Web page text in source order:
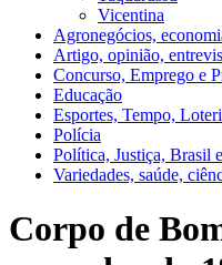
Vicentina
Agronegócios,
Artigo, opinião,
Concurso, Emprego e
Educação
Esportes, Tempo,
Polícia
Política, Justiça, Brasil
Variedades, saúde,
Corpo de